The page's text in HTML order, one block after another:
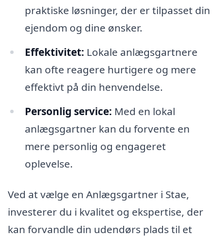
praktiske løsninger, der er tilpasset din
ejendom og dine ønsker.
Effektivitet: Lokale anlægsgartnere
kan ofte reagere hurtigere og mere
effektivt på din henvendelse.
Personlig service: Med en lokal
anlægsgartner kan du forvente en
mere personlig og engageret
oplevelse.
Ved at vælge en Anlægsgartner i Stae,
investerer du i kvalitet og ekspertise, der
kan forvandle din udendørs plads til et